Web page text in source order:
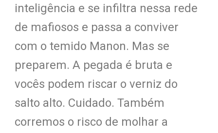
inteligência e se infiltra nessa rede
de mafiosos e passa a conviver
com o temido Manon. Mas se
preparem. A pegada é bruta e
vocês podem riscar o verniz do
salto alto. Cuidado. Também
corremos o risco de molhar a